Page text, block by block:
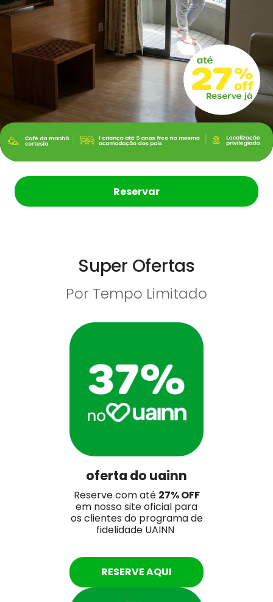
Reservar
Super Ofertas
Por Tempo Limitado
oferta do uainn
Reserve com até 27% OFF
em nosso site oficial para
os clientes do programa de
fidelidade UAINN
RESERVE AQUI